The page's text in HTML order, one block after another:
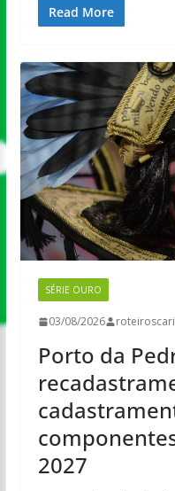
Read More
SÉRIE OURO
03/08/2026
Porto da
2027